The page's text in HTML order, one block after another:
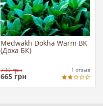
Medwakh Dokha Warm BK
(Доха БК)
739грн
665 грн
1 отзыв